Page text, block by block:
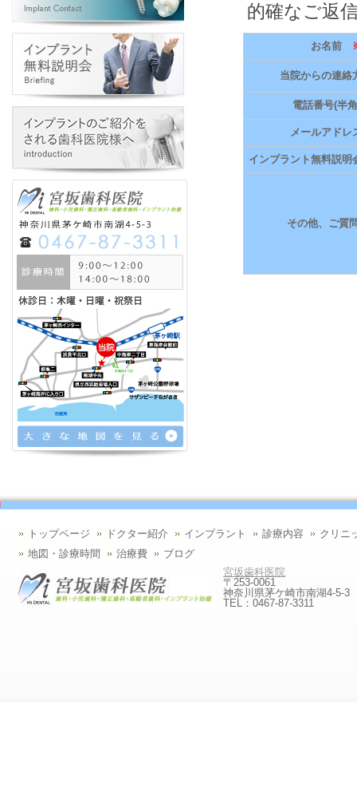
的確なご返
お名前
当院からの連絡
電話番号(半
メールアドレ
インプラント無料説明
その他、ご質
トップページ ドクター紹介 インプラント 診療内容
クリニ
地図・診療時間
治療費
ブログ
宮坂歯科医院
〒253-0061
神奈川県茅ケ崎市南湖4-5-3
TEL：0467-87-3311